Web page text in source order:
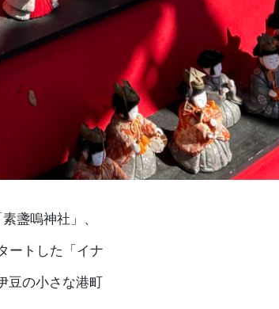
盞嗚神社」、
ートした「イナ
の小さな港町